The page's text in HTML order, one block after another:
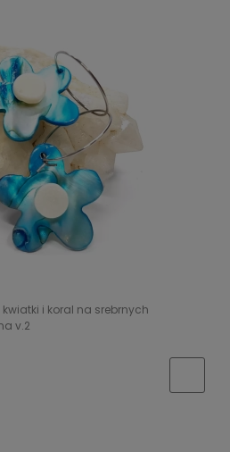
i koral na srebrnych
v.2